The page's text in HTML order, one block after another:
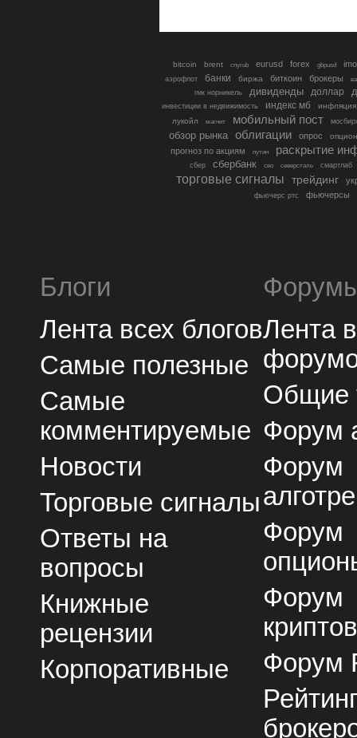
bitcoin brent cnyrub eurusd forex gbpusd
аэрофлот банки биржа биткоин брокеры
гмк норникель
дивиденды доллар
инвестиции в недвижимость индекс мб
инфляция
лукойл
магнит мобильный пост
обзор рынка облигации опрос
прогноз по акциям путин раскрытие
сбер сбербанк сво северсталь смартлаб
торговые сигналы трейдинг
фьючерс ртс фьючерсы
Блоги
Лента всех блогов
Самые полезные
Самые
комментируемые
Новости
Торговые сигналы
Ответы на
вопросы
Книжные
рецензии
Корпоративные
Лента
Общие
Форум
Форум
Форум
Форум
Форум